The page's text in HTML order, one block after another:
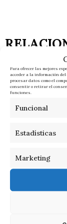
Para ofrecer las mejores
acceder a la información
procesar datos como el
consentir o retirar el
funciones.
Funcional
Estadísticas
Marketing